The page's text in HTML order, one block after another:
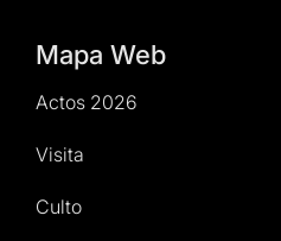
Mapa Web
Actos 2026
Visita
Culto